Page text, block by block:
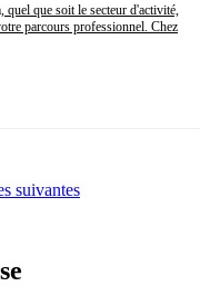
que soit le secteur d'activité,
parcours professionnel. Chez
suivantes